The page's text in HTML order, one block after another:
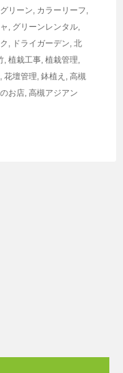
リーン, カラーリーフ,
, グリーンレンタル,
, ドライガーデン, 北
, 植栽工事, 植栽管理,
, 花壇管理, 鉢植え , 高槻
お店, 高槻アジアン